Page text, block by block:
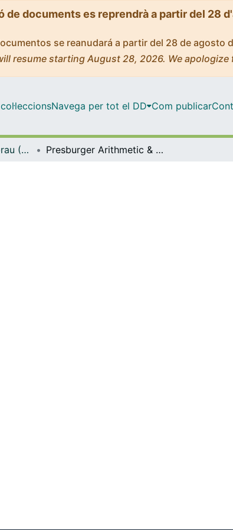
documents es reprendrà a partir del 28
se reanudará a partir del 28 de agosto
resume starting August 28, 2026. We apologize
Navega per tot el DD Com publicar
Treballs Finals de Grau (TFG) - Matemàtiques Presburger Arithmetic & Other Fragments of Number Theory